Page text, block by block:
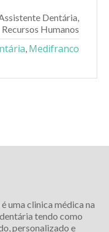
Dentária,
Recursos Humanos
, Medifranco
uma clinica médica na
tendo como
personalizado e